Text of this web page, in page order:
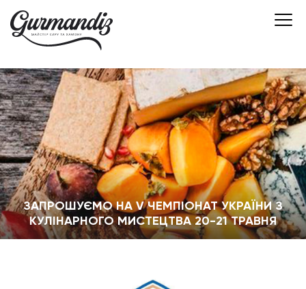
ЗАПРОШУЄМО НА V ЧЕМПІОНАТ УКРАЇНИ З
КУЛІНАРНОГО МИСТЕЦТВА 20-21 ТРАВНЯ